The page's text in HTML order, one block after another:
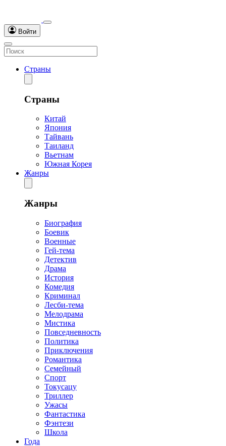
Войти
Страны
Страны
Китай
Япония
Тайвань
Таиланд
Вьетнам
Южная Корея
Жанры
Жанры
Биография
Боевик
Военные
Гей-тема
Детектив
Драма
История
Комедия
Криминал
Лесби-тема
Мелодрама
Мистика
Повседневность
Политика
Приключения
Романтика
Семейный
Спорт
Токусацу
Триллер
Ужасы
Фантастика
Фэнтези
Школа
Года